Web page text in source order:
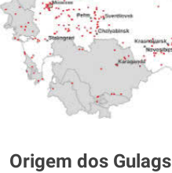
Origem dos Gulags